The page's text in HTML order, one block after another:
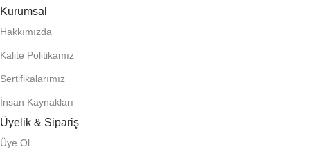
Kurumsal
Hakkımızda
Kalite Politikamız
Sertifikalarımız
İnsan Kaynakları
Üyelik & Sipariş
Üye Ol